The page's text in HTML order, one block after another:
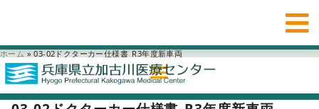
ホーム » 03-02ドクターカー仕様書_R3年度新車両